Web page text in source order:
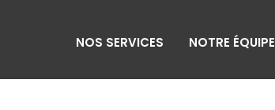
NOS SERVICES NOTRE ÉQUIPE